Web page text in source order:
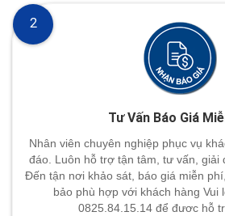
Tư Vấn Báo Giá
Nhân viên chuyên nghiệp phục vụ
đáo. Luôn hỗ trợ tận tâm, tư vấn, giải
Đến tận nơi khảo sát, báo giá miễn
bảo phù hợp với khách hàng Vui
0825.84.15.14 để đươc hỗ
2